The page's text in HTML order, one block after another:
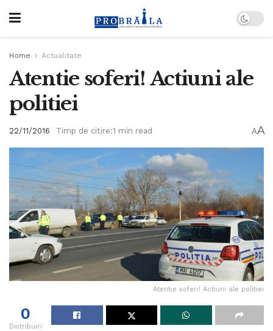
Home Actualitate
Atentie soferi! Actiuni ale
politiei
22/11/2016 Timp de citire:1 min read AA
Atentie soferi! Actiuni ale politiei
0
Distribuiri